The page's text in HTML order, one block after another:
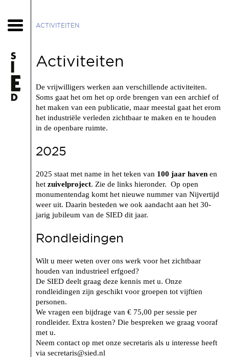
ACTIVITEITEN
Activiteiten
De vrijwilligers werken aan verschillende activiteiten.
Soms gaat het om het op orde brengen van een archief of
het maken van een publicatie, maar meestal gaat het erom
het industriële verleden zichtbaar te maken en te houden
in de openbare ruimte.
2025
2025 staat met name in het teken van 100 jaar haven en
het zuivelproject. Zie de links hieronder. Op open
monumentendag komt het nieuwe nummer van Nijvertijd
weer uit. Daarin besteden we ook aandacht aan het 30-
jarig jubileum van de SIED dit jaar.
Rondleidingen
Wilt u meer weten over ons werk voor het zichtbaar
houden van industrieel erfgoed?
De SIED deelt graag deze kennis met u. Onze
rondleidingen zijn geschikt voor groepen tot vijftien
personen.
We vragen een bijdrage van € 75,00 per sessie per
rondleider. Extra kosten? Die bespreken we graag vooraf
met u.
Neem contact op met onze secretaris als u interesse heeft
via secretaris@sied.nl